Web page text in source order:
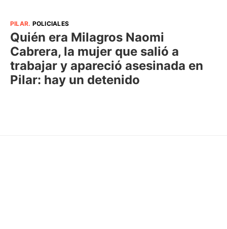
PILAR. POLICIALES
Quién era Milagros Naomi
Cabrera, la mujer que salió a
trabajar y apareció asesinada en
Pilar: hay un detenido